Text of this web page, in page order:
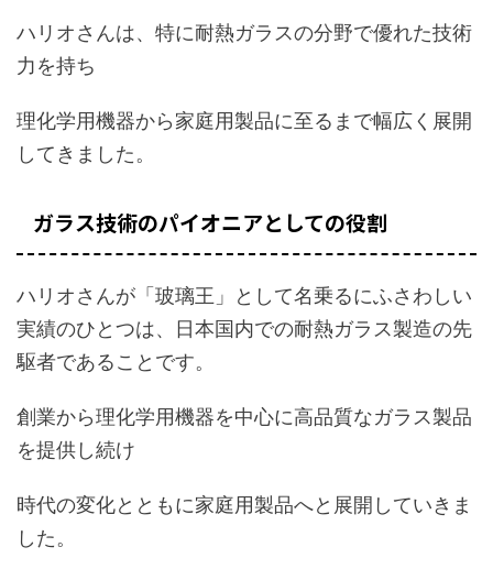
ハリオさんは、特に耐熱ガラスの分野で優れた技術
力を持ち
理化学用機器から家庭用製品に至るまで幅広く展開
してきました。
ガラス技術のパイオニアとしての役割
ハリオさんが「玻璃王」として名乗るにふさわしい
実績のひとつは、日本国内での耐熱ガラス製造の先
駆者であることです。
創業から理化学用機器を中心に高品質なガラス製品
を提供し続け
時代の変化とともに家庭用製品へと展開していきま
した。